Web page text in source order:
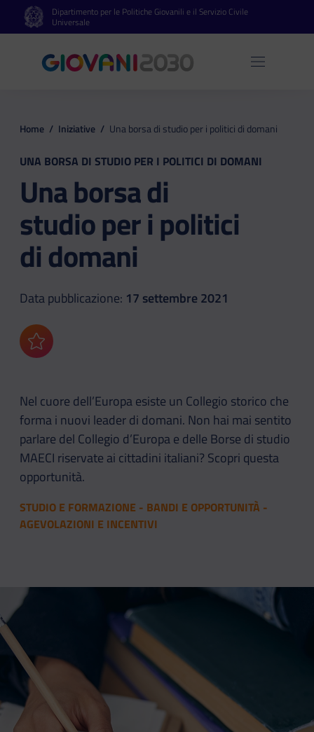
Vai al contenuto principale
Vai al footerDipartimento per le Politiche Giovanili e il Servizio Civile
Universale
Apri
Home / Iniziative / Una borsa di studio per i politici di domani
UNA BORSA DI STUDIO PER I POLITICI DI DOMANI
Una borsa di
studio per i politici
di domani
Data pubblicazione: 17 settembre 2021
Aggiungi ai preferiti
Nel cuore dell’Europa esiste un Collegio storico che
forma i nuovi leader di domani. Non hai mai sentito
parlare del Collegio d’Europa e delle Borse di studio
MAECI riservate ai cittadini italiani? Scopri questa
opportunità.
STUDIO E FORMAZIONE - BANDI E OPPORTUNITÀ -
AGEVOLAZIONI E INCENTIVI